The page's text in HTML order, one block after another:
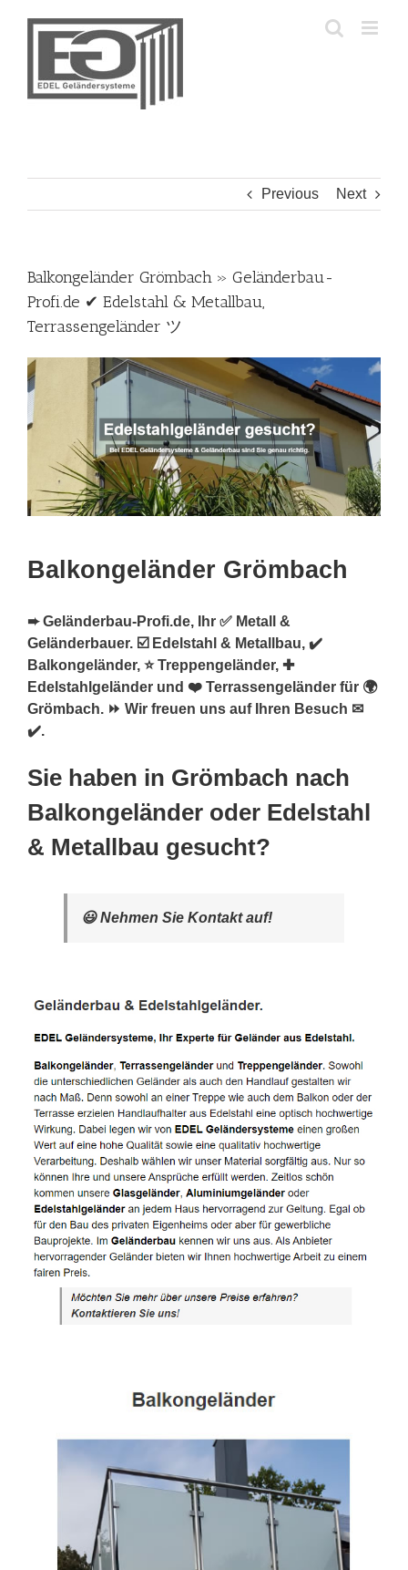
Previous Next
Balkongeländer Grömbach » Geländerbau-
Profi.de ✔ Edelstahl & Metallbau,
Terrassengeländer ツ
Balkongeländer Grömbach
➨ Geländerbau-Profi.de, Ihr ✅ Metall &
Geländerbauer. ☑️ Edelstahl & Metallbau, ✔️
Balkongeländer, ⭐ Treppengeländer, ✚
Edelstahlgeländer und ❤️ Terrassengeländer für 🌍
Grömbach. ⏩ Wir freuen uns auf Ihren Besuch ✉
✔️.
Sie haben in Grömbach nach
Balkongeländer oder Edelstahl
& Metallbau gesucht?
😃 Nehmen Sie Kontakt auf!